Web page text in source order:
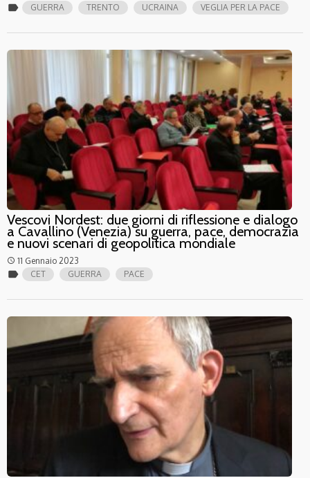
label GUERRA TRENTO UCRAINA VEGLIA PER LA PACE
Vescovi Nordest: due giorni di riflessione e dialogo
a Cavallino (Venezia) su guerra, pace, democrazia
e nuovi scenari di geopolitica mondiale
access_time 11 Gennaio 2023
label CET GUERRA PACE